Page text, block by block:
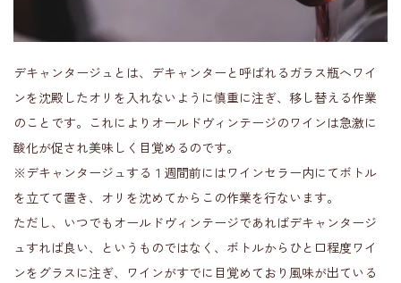
デキャンタージュとは、デキャンターと呼ばれるガラス瓶へワイ
ンを沈殿したオリを入れないように慎重に注ぎ、移し替える作業
のことです。これによりオールドヴィンテージのワインは急激に
酸化が促され美味しく目覚めるのです。
※デキャンタージュする１週間前にはワインセラー内にてボトル
を立てて置き、オリを沈めてからこの作業を行ないます。
ただし、いつでもオールドヴィンテージであればデキャンタージ
ュすれば良い、というものではなく、ボトルからひと口程度ワイ
ンをグラスに注ぎ、ワインがすでに目覚めており風味が出ている